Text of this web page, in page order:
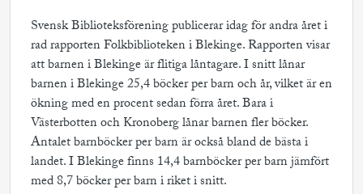
Svensk Biblioteksförening publicerar idag för andra året i
rad rapporten Folkbiblioteken i Blekinge. Rapporten visar
att barnen i Blekinge är flitiga låntagare. I snitt lånar
barnen i Blekinge 25,4 böcker per barn och år, vilket är en
ökning med en procent sedan förra året. Bara i
Västerbotten och Kronoberg lånar barnen fler böcker.
Antalet barnböcker per barn är också bland de bästa i
landet. I Blekinge finns 14,4 barnböcker per barn jämfört
med 8,7 böcker per barn i riket i snitt.